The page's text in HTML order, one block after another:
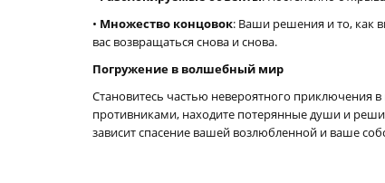
• Множество концовок: Ваши решения и то, как
вас возвращаться снова и снова.
Погружение в волшебный мир
Становитесь частью невероятного приключения
противниками, находите потерянные души и
зависит спасение вашей возлюбленной и ваше